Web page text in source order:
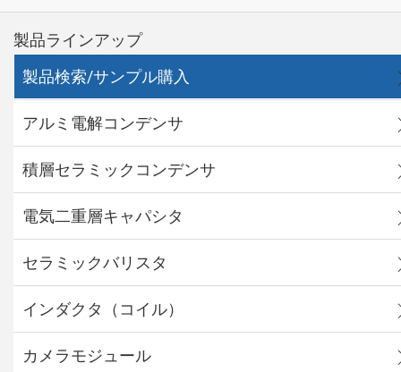
製品ラインアップ
製品検索/サンプル購入
アルミ電解コンデンサ
積層セラミックコンデンサ
電気二重層キャパシタ
セラミックバリスタ
インダクタ（コイル）
カメラモジュール